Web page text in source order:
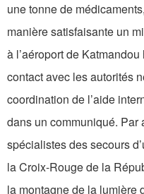
une tonne de
manière satisfaisante un
à l’aéroport de
contact avec les autorités
coordination de l’aide
dans un communiqué.
spécialistes des secours
la Croix-Rouge de la
la montagne de la lumière